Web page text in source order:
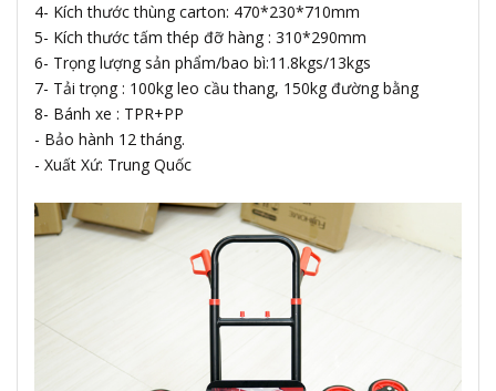
4- Kích thước thùng carton: 470*230*710mm
5- Kích thước tấm thép đỡ hàng : 310*290mm
6- Trọng lượng sản phẩm/bao bì:11.8kgs/13kgs
7- Tải trọng : 100kg leo cầu thang, 150kg đường bằng
8- Bánh xe : TPR+PP
- Bảo hành 12 tháng.
- Xuất Xứ: Trung Quốc